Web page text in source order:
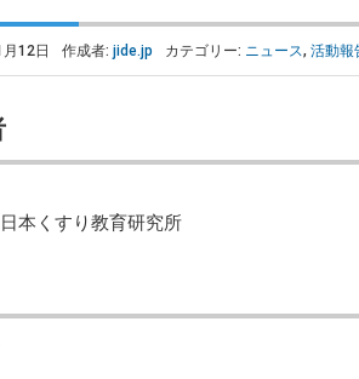
12日 作成者: jide.jp カテゴリー: ニュース, 活動報
本くすり教育研究所